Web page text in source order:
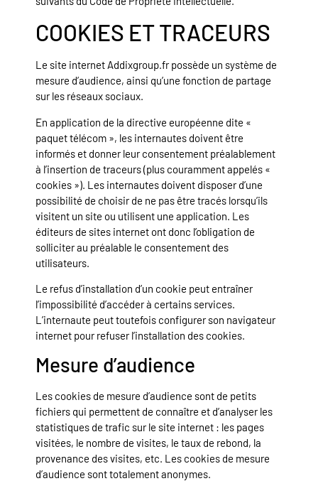
COOKIES ET TRACEURS
Le site internet Addixgroup.fr possède un système de
mesure d’audience, ainsi qu’une fonction de partage
sur les réseaux sociaux.
En application de la directive européenne dite «
paquet télécom », les internautes doivent être
informés et donner leur consentement préalablement
à l’insertion de traceurs (plus couramment appelés «
cookies »). Les internautes doivent disposer d’une
possibilité de choisir de ne pas être tracés lorsqu’ils
visitent un site ou utilisent une application. Les
éditeurs de sites internet ont donc l’obligation de
solliciter au préalable le consentement des
utilisateurs.
Le refus d’installation d’un cookie peut entraîner
l’impossibilité d’accéder à certains services.
L’internaute peut toutefois configurer son navigateur
internet pour refuser l’installation des cookies.
Mesure d’audience
Les cookies de mesure d’audience sont de petits
fichiers qui permettent de connaître et d’analyser les
statistiques de trafic sur le site internet : les pages
visitées, le nombre de visites, le taux de rebond, la
provenance des visites, etc. Les cookies de mesure
d’audience sont totalement anonymes.